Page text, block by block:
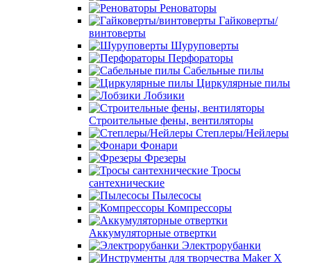
Реноваторы
Гайковерты/
винтоверты
Шуруповерты
Перфораторы
Сабельные пилы
Циркулярные пилы
Лобзики
Строительные фены, вентиляторы
Степлеры/Нейлеры
Фонари
Фрезеры
Тросы
сантехнические
Пылесосы
Компрессоры
Аккумуляторные отвертки
Электрорубанки